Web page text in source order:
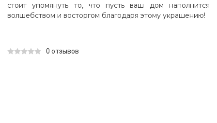
стоит упомянуть то, что пусть ваш дом наполнится
волшебством и восторгом благодаря этому украшению!
0 отзывов